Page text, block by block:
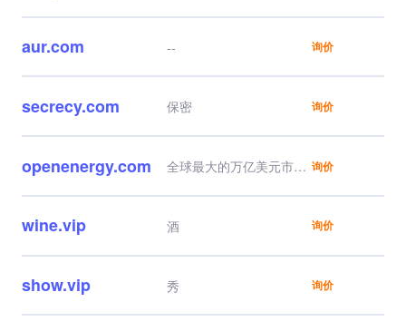
aur.com -- 询价
secrecy.com 保密 询价
openenergy.com
全球最大的万亿美元市场
全球行业巨头、顶级独角
兽资产
询价
wine.vip 酒 询价
show.vip 秀 询价